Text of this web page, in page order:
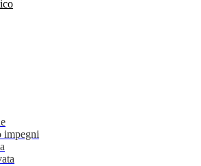
impegni